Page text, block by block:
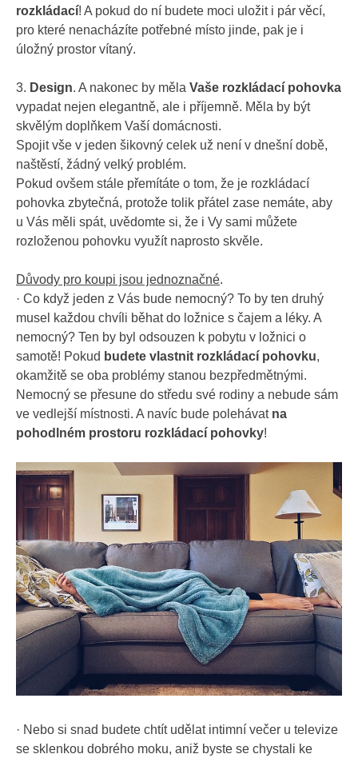
rozkládací! A pokud do ní budete moci uložit i pár věcí,
pro které nenacházíte potřebné místo jinde, pak je i
úložný prostor vítaný.
3. Design. A nakonec by měla Vaše rozkládací pohovka
vypadat nejen elegantně, ale i příjemně. Měla by být
skvělým doplňkem Vaší domácnosti.
Spojit vše v jeden šikovný celek už není v dnešní době,
naštěstí, žádný velký problém.
Pokud ovšem stále přemítáte o tom, že je rozkládací
pohovka zbytečná, protože tolik přátel zase nemáte, aby
u Vás měli spát, uvědomte si, že i Vy sami můžete
rozloženou pohovku využít naprosto skvěle.
Důvody pro koupi jsou jednoznačné.
· Co když jeden z Vás bude nemocný? To by ten druhý
musel každou chvíli běhat do ložnice s čajem a léky. A
nemocný? Ten by byl odsouzen k pobytu v ložnici o
samotě! Pokud budete vlastnit rozkládací pohovku,
okamžitě se oba problémy stanou bezpředmětnými.
Nemocný se přesune do středu své rodiny a nebude sám
ve vedlejší místnosti. A navíc bude polehávat na
pohodlném prostoru rozkládací pohovky!
· Nebo si snad budete chtít udělat intimní večer u televize
se sklenkou dobrého moku, aniž byste se chystali ke